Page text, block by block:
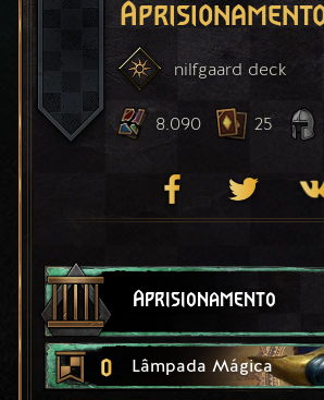
nilfgaard deck
8.090 25
Aprisionamento
0 Lâmpada Mágica